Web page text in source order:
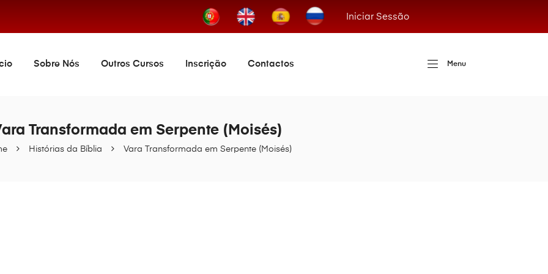
Iniciar Sessão
Sobre Nós Outros Cursos Inscrição Contactos Menu
Histórias da Bíblia Vara Transformada em Serpente (Moisés)
Transformada em Serpente (Moisés)